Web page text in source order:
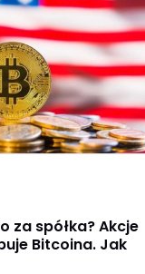
jesteś w dobrym
za spółka? Akcje
Bitcoina. Jak